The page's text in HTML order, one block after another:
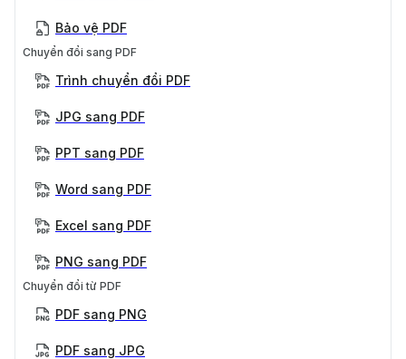
Bảo vệ PDF
Chuyển đổi sang PDF
Trình chuyển đổi PDF
JPG sang PDF
PPT sang PDF
Word sang PDF
Excel sang PDF
PNG sang PDF
Chuyển đổi từ PDF
PDF sang PNG
PDF sang JPG